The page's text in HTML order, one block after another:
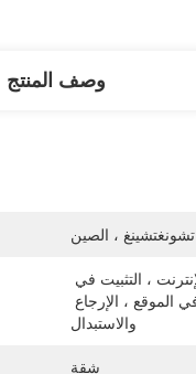
وصف المنتج
تشونغتشينغ ، الصين
والاستبدال
شقة